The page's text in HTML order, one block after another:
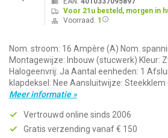
Voor 21u besteld, morgen in
Voorraad: 1
Nom. stroom: 16 Ampère (A) Nom.
Montagewijze: Inbouw (stucwerk) Kleur:
Halogeenvrij: Ja Aantal eenheden: 1
klapdeksel: Nee Aansluitwijze: Steekklem
Meer informatie »
Vertrouwd online sinds 2006
Gratis verzending vanaf € 150